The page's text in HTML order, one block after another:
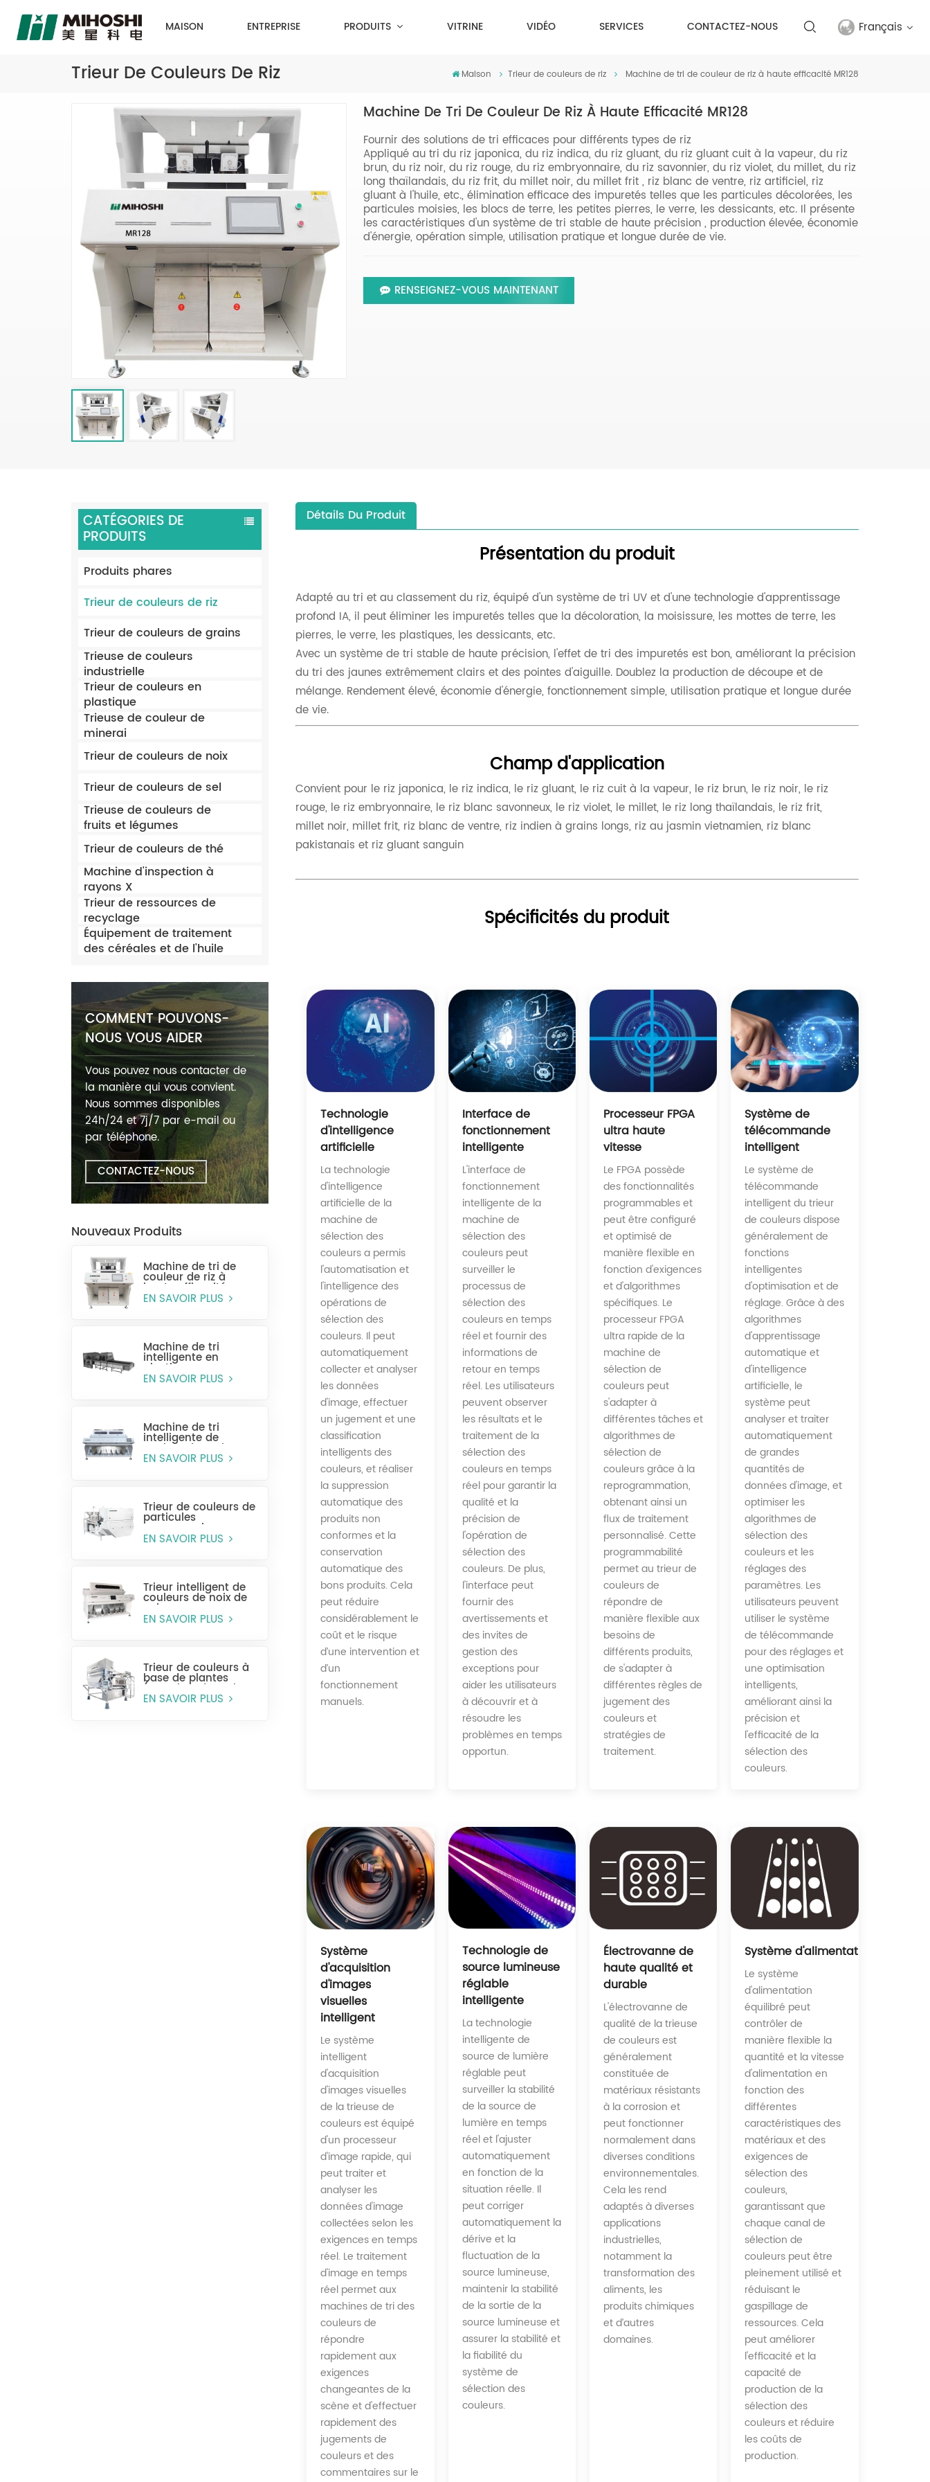
MAISON ENTREPRISE PRODUITS VITRINE VIDÉO SERVICES CONTACTEZ-NOUS Français
русский
Türkçe
Trieur De Couleurs De Riz Maison Trieur de couleurs de riz Machine de tri de couleur de riz à haute efficacité MR128
Machine De Tri De Couleur De Riz À Haute Efficacité MR128
Fournir des solutions de tri efficaces pour différents types de riz
Appliqué au tri du riz japonica, du riz indica, du riz gluant, du riz gluant cuit à la vapeur, du riz
brun, du riz noir, du riz rouge, du riz embryonnaire, du riz savonnier, du riz violet, du millet, du riz
long thaïlandais, du riz frit, du millet noir, du millet frit , riz blanc de ventre, riz artificiel, riz
gluant à l'huile, etc., élimination efficace des impuretés telles que les particules décolorées, les
particules moisies, les blocs de terre, les petites pierres, le verre, les dessicants, etc. Il présente
les caractéristiques d'un système de tri stable de haute précision , production élevée, économie
d'énergie, opération simple, utilisation pratique et longue durée de vie.
RENSEIGNEZ-VOUS MAINTENANT
CATÉGORIES DE
PRODUITS
Produits phares
Trieur de couleurs de riz
Trieur de couleurs de grains
Trieuse de couleurs
industrielle
Trieur de couleurs en
plastique
Trieuse de couleur de
minerai
Trieur de couleurs de noix
Trieur de couleurs de sel
Trieuse de couleurs de
fruits et légumes
Trieur de couleurs de thé
Machine d'inspection à
rayons X
Trieur de ressources de
recyclage
Équipement de traitement
des céréales et de l'huile
COMMENT POUVONS-
NOUS VOUS AIDER
Vous pouvez nous contacter de
la manière qui vous convient.
Nous sommes disponibles
24h/24 et 7j/7 par e-mail ou
par téléphone.
CONTACTEZ-NOUS
Nouveaux Produits
Machine de tri de
couleur de riz à
haute efficacité
MR128
EN SAVOIR PLUS
Machine de tri
intelligente en
plastique pour
bouteilles entières
EN SAVOIR PLUS
Machine de tri
intelligente de
couleur de grain
CCD MG448
EN SAVOIR PLUS
Trieur de couleurs de
particules
monocouche
(sélection humide)
EN SAVOIR PLUS
Trieur intelligent de
couleurs de noix de
cajou
EN SAVOIR PLUS
Trieur de couleurs à
base de plantes
(tranches de racines
et de tiges)
EN SAVOIR PLUS
Détails Du Produit
Présentation du produit
Adapté au tri et au classement du riz, équipé d'un système de tri UV et d'une technologie d'apprentissage
profond IA, il peut éliminer les impuretés telles que la décoloration, la moisissure, les mottes de terre, les
pierres, le verre, les plastiques, les dessicants, etc.
Avec un système de tri stable de haute précision, l'effet de tri des impuretés est bon, améliorant la précision
du tri des jaunes extrêmement clairs et des pointes d'aiguille. Doublez la production de découpe et de
mélange. Rendement élevé, économie d'énergie, fonctionnement simple, utilisation pratique et longue durée
de vie.
Champ d'application
Convient pour le riz japonica, le riz indica, le riz gluant, le riz cuit à la vapeur, le riz brun, le riz noir, le riz
rouge, le riz embryonnaire, le riz blanc savonneux, le riz violet, le millet, le riz long thaïlandais, le riz frit,
millet noir, millet frit, riz blanc de ventre, riz indien à grains longs, riz au jasmin vietnamien, riz blanc
pakistanais et riz gluant sanguin
Spécificités du produit
Technologie
d'intelligence
artificielle
La technologie
d'intelligence
artificielle de la
machine de
sélection des
couleurs a permis
l'automatisation et
l'intelligence des
opérations de
sélection des
couleurs. Il peut
automatiquement
collecter et analyser
les données
d'image, effectuer
un jugement et une
classification
intelligents des
couleurs, et réaliser
la suppression
automatique des
produits non
conformes et la
conservation
automatique des
bons produits. Cela
peut réduire
considérablement le
coût et le risque
d’une intervention et
d’un
fonctionnement
manuels.
Interface de
fonctionnement
intelligente
L'interface de
fonctionnement
intelligente de la
machine de
sélection des
couleurs peut
surveiller le
processus de
sélection des
couleurs en temps
réel et fournir des
informations de
retour en temps
réel. Les utilisateurs
peuvent observer
les résultats et le
traitement de la
sélection des
couleurs en temps
réel pour garantir la
qualité et la
précision de
l'opération de
sélection des
couleurs. De plus,
l'interface peut
fournir des
avertissements et
des invites de
gestion des
exceptions pour
aider les utilisateurs
à découvrir et à
résoudre les
problèmes en temps
opportun.
Processeur FPGA
ultra haute
vitesse
Le FPGA possède
des fonctionnalités
programmables et
peut être configuré
et optimisé de
manière flexible en
fonction d'exigences
et d'algorithmes
spécifiques. Le
processeur FPGA
ultra rapide de la
machine de
sélection de
couleurs peut
s'adapter à
différentes tâches et
algorithmes de
sélection de
couleurs grâce à la
reprogrammation,
obtenant ainsi un
flux de traitement
personnalisé. Cette
programmabilité
permet au trieur de
couleurs de
répondre de
manière flexible aux
besoins de
différents produits,
de s'adapter à
différentes règles de
jugement des
couleurs et
stratégies de
traitement.
Système de
télécommande
intelligent
Le système de
télécommande
intelligent du trieur
de couleurs dispose
généralement de
fonctions
intelligentes
d'optimisation et de
réglage. Grâce à des
algorithmes
d'apprentissage
automatique et
d'intelligence
artificielle, le
système peut
analyser et traiter
automatiquement
de grandes
quantités de
données d'image, et
optimiser les
algorithmes de
sélection des
couleurs et les
réglages des
paramètres. Les
utilisateurs peuvent
utiliser le système
de télécommande
pour des réglages et
une optimisation
intelligents,
améliorant ainsi la
précision et
l'efficacité de la
sélection des
couleurs.
Système
d'acquisition
d'images
visuelles
intelligent
Le système
intelligent
d'acquisition
d'images visuelles
de la trieuse de
couleurs est équipé
d'un processeur
d'image rapide, qui
peut traiter et
analyser les
données d'image
collectées selon les
exigences en temps
réel. Le traitement
d'image en temps
réel permet aux
machines de tri des
couleurs de
répondre
rapidement aux
exigences
changeantes de la
scène et d'effectuer
rapidement des
jugements de
couleurs et des
commentaires sur le
Technologie de
source lumineuse
réglable
intelligente
La technologie
intelligente de
source de lumière
réglable peut
surveiller la stabilité
de la source de
lumière en temps
réel et l'ajuster
automatiquement
en fonction de la
situation réelle. Il
peut corriger
automatiquement la
dérive et la
fluctuation de la
source lumineuse,
maintenir la stabilité
de la sortie de la
source lumineuse et
assurer la stabilité et
la fiabilité du
système de
sélection des
couleurs.
Électrovanne de
haute qualité et
durable
L'électrovanne de
qualité de la trieuse
de couleurs est
généralement
constituée de
matériaux résistants
à la corrosion et
peut fonctionner
normalement dans
diverses conditions
environnementales.
Cela les rend
adaptés à diverses
applications
industrielles,
notamment la
transformation des
aliments, les
produits chimiques
et d’autres
domaines.
Système d'alimentation
Le système
d'alimentation
équilibré peut
contrôler de
manière flexible la
quantité et la vitesse
d'alimentation en
fonction des
différentes
caractéristiques des
matériaux et des
exigences de
sélection des
couleurs,
garantissant que
chaque canal de
sélection de
couleurs peut être
pleinement utilisé et
réduisant le
gaspillage de
ressources. Cela
peut améliorer
l'efficacité et la
capacité de
production de la
sélection des
couleurs et réduire
les coûts de
production.